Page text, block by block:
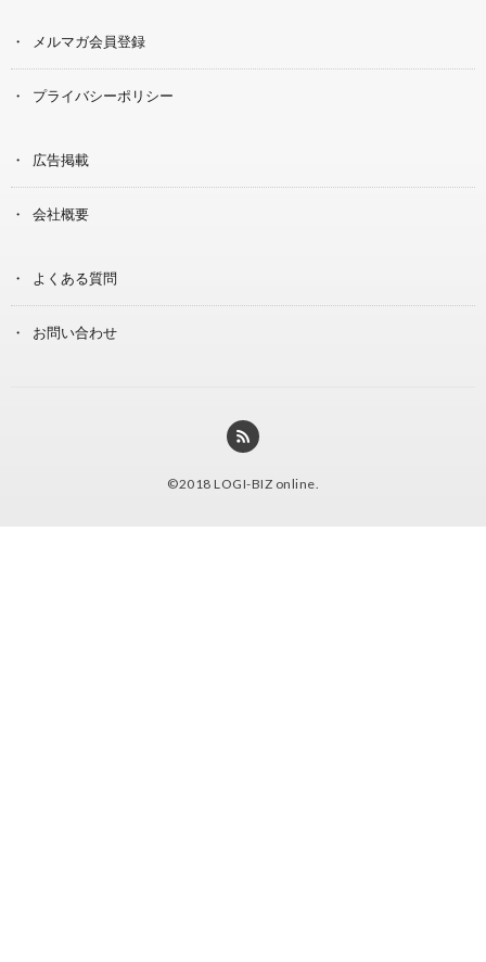
メルマガ会員登録
プライバシーポリシー
広告掲載
会社概要
よくある質問
お問い合わせ
©2018 LOGI-BIZ online